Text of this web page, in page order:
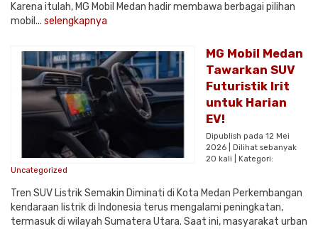
Karena itulah, MG Mobil Medan hadir membawa berbagai pilihan
mobil... selengkapnya
MG Mobil Medan
Tawarkan SUV
Futuristik Irit
untuk Harian
EV!
Dipublish pada 12 Mei
2026 | Dilihat sebanyak
20 kali | Kategori:
Uncategorized
Tren SUV Listrik Semakin Diminati di Kota Medan Perkembangan
kendaraan listrik di Indonesia terus mengalami peningkatan,
termasuk di wilayah Sumatera Utara. Saat ini, masyarakat urban